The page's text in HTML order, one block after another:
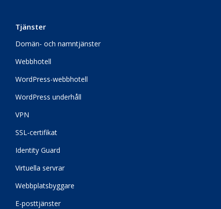
Tjänster
Domän- och namntjänster
Webbhotell
WordPress-webbhotell
WordPress underhåll
VPN
SSL-certifikat
Identity Guard
Virtuella servrar
Webbplatsbyggare
E-posttjänster